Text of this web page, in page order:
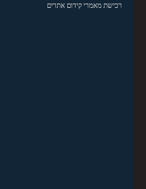
רכישת מאמרי קידום אתרים